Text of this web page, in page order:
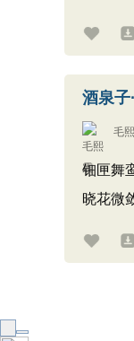
酒泉子
毛
钿匣舞
晓花微